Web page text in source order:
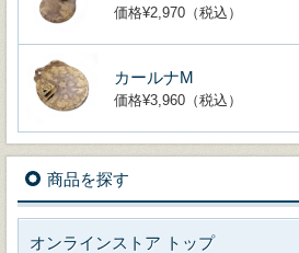
価格¥2,970（税込）
カールナM
価格¥3,960（税込）
商品を探す
オンラインストア トップ